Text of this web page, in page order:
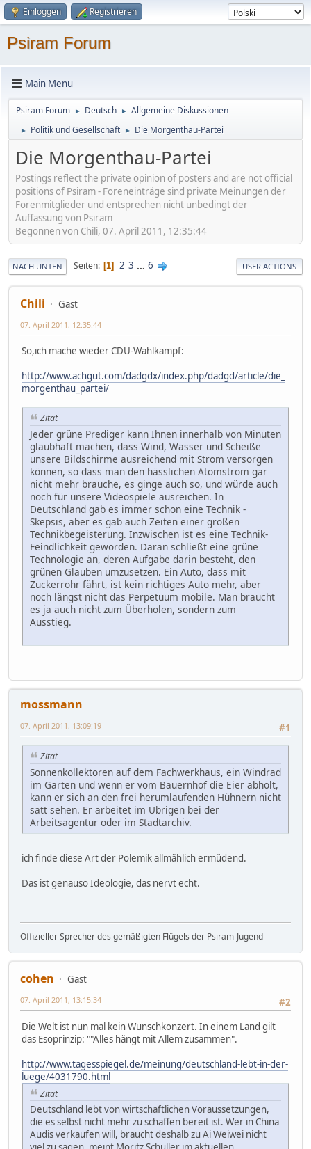
Einloggen Registrieren
Psiram Forum
Main Menu
Psiram Forum ► Deutsch ► Allgemeine Diskussionen
► Politik und Gesellschaft ► Die Morgenthau-Partei
Die Morgenthau-Partei
Postings reflect the private opinion of posters and are not official
positions of Psiram - Foreneinträge sind private Meinungen der
Forenmitglieder und entsprechen nicht unbedingt der
Auffassung von Psiram
Begonnen von Chili, 07. April 2011, 12:35:44
NACH UNTEN Seiten 1 2 3 ... 6 USER ACTIONS
Chili Gast
07. April 2011, 12:35:44
So,ich mache wieder CDU-Wahlkampf:
http://www.achgut.com/dadgdx/index.php/dadgd/article/die_
morgenthau_partei/
Zitat
Jeder grüne Prediger kann Ihnen innerhalb von Minuten
glaubhaft machen, dass Wind, Wasser und Scheiße
unsere Bildschirme ausreichend mit Strom versorgen
können, so dass man den hässlichen Atomstrom gar
nicht mehr brauche, es ginge auch so, und würde auch
noch für unsere Videospiele ausreichen. In
Deutschland gab es immer schon eine Technik -
Skepsis, aber es gab auch Zeiten einer großen
Technikbegeisterung. Inzwischen ist es eine Technik-
Feindlichkeit geworden. Daran schließt eine grüne
Technologie an, deren Aufgabe darin besteht, den
grünen Glauben umzusetzen. Ein Auto, dass mit
Zuckerrohr fährt, ist kein richtiges Auto mehr, aber
noch längst nicht das Perpetuum mobile. Man braucht
es ja auch nicht zum Überholen, sondern zum
Ausstieg.
mossmann
#1
07. April 2011, 13:09:19
Zitat
Sonnenkollektoren auf dem Fachwerkhaus, ein Windrad
im Garten und wenn er vom Bauernhof die Eier abholt,
kann er sich an den frei herumlaufenden Hühnern nicht
satt sehen. Er arbeitet im Übrigen bei der
Arbeitsagentur oder im Stadtarchiv.
ich finde diese Art der Polemik allmählich ermüdend.
Das ist genauso Ideologie, das nervt echt.
Offizieller Sprecher des gemäßigten Flügels der Psiram-Jugend
cohen
Gast
#2
07. April 2011, 13:15:34
Die Welt ist nun mal kein Wunschkonzert. In einem Land gilt
das Esoprinzip: ""Alles hängt mit Allem zusammen".
http://www.tagesspiegel.de/meinung/deutschland-lebt-in-der-
luege/4031790.html
Zitat
Deutschland lebt von wirtschaftlichen Voraussetzungen,
die es selbst nicht mehr zu schaffen bereit ist. Wer in China
Audis verkaufen will, braucht deshalb zu Ai Weiwei nicht